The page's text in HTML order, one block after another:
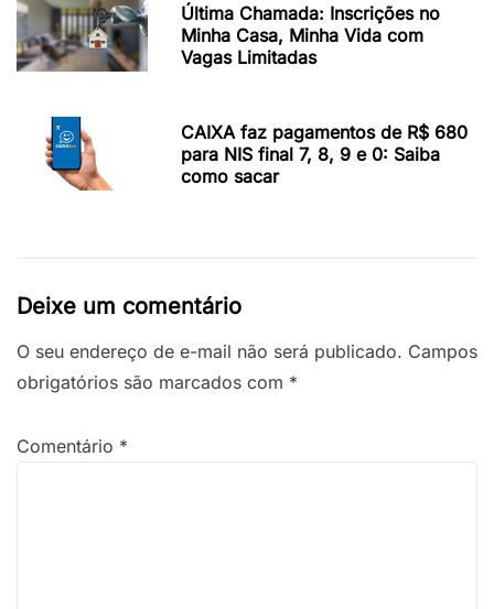
Última Chamada: Inscrições no
Minha Casa, Minha Vida com
Vagas Limitadas
CAIXA faz pagamentos de R$ 680
para NIS final 7, 8, 9 e 0: Saiba
como sacar
Deixe um comentário
O seu endereço de e-mail não será publicado. Campos
obrigatórios são marcados com *
Comentário *